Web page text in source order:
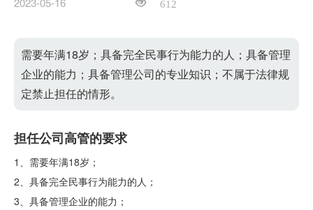
612
需要年满18岁；具备完全民事行为能力的人；具备管理
企业的能力；具备管理公司的专业知识；不属于法律规
定禁止担任的情形。
担任公司高管的要求
1、需要年满18岁；
2、具备完全民事行为能力的人；
3、具备管理企业的能力；